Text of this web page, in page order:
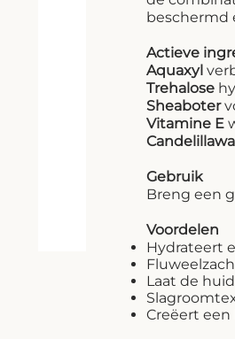
beschermd
Actieve
Aquaxyl
Trehalose
Sheaboter
Vitamine E
Gebruik
Breng een
Voordelen
Hydrateert
Laat de
Creëert